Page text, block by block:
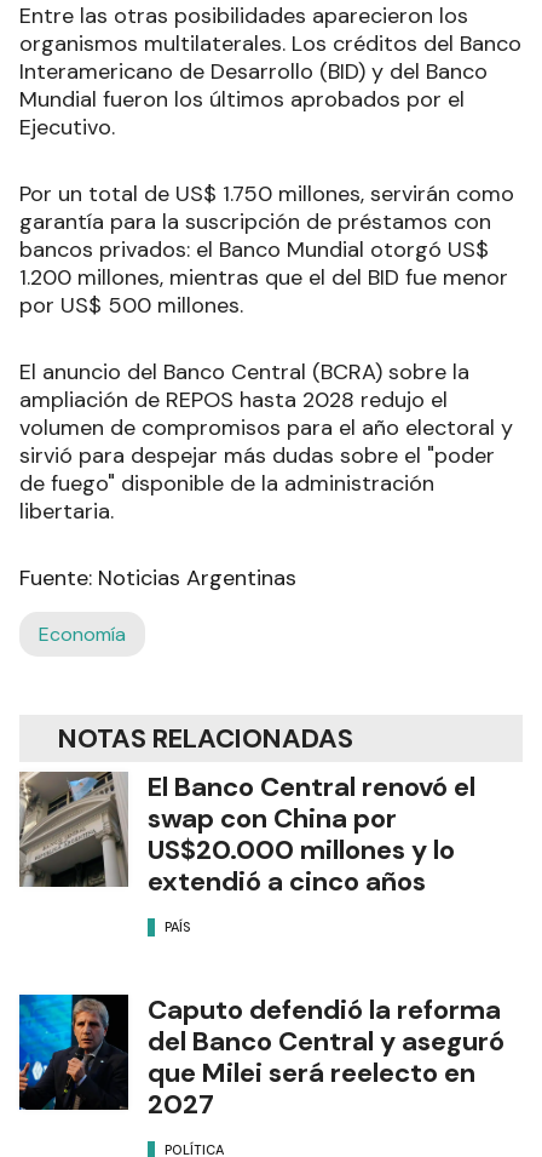
Entre las otras posibilidades aparecieron los
organismos multilaterales. Los créditos del Banco
Interamericano de Desarrollo (BID) y del Banco
Mundial fueron los últimos aprobados por el
Ejecutivo.
Por un total de US$ 1.750 millones, servirán como
garantía para la suscripción de préstamos con
bancos privados: el Banco Mundial otorgó US$
1.200 millones, mientras que el del BID fue menor
por US$ 500 millones.
El anuncio del Banco Central (BCRA) sobre la
ampliación de REPOS hasta 2028 redujo el
volumen de compromisos para el año electoral y
sirvió para despejar más dudas sobre el "poder
de fuego" disponible de la administración
libertaria.
Fuente: Noticias Argentinas
Economía
NOTAS RELACIONADAS
El Banco Central renovó el
swap con China por
US$20.000 millones y lo
extendió a cinco años
PAÍS
Caputo defendió la reforma
del Banco Central y aseguró
que Milei será reelecto en
2027
POLÍTICA